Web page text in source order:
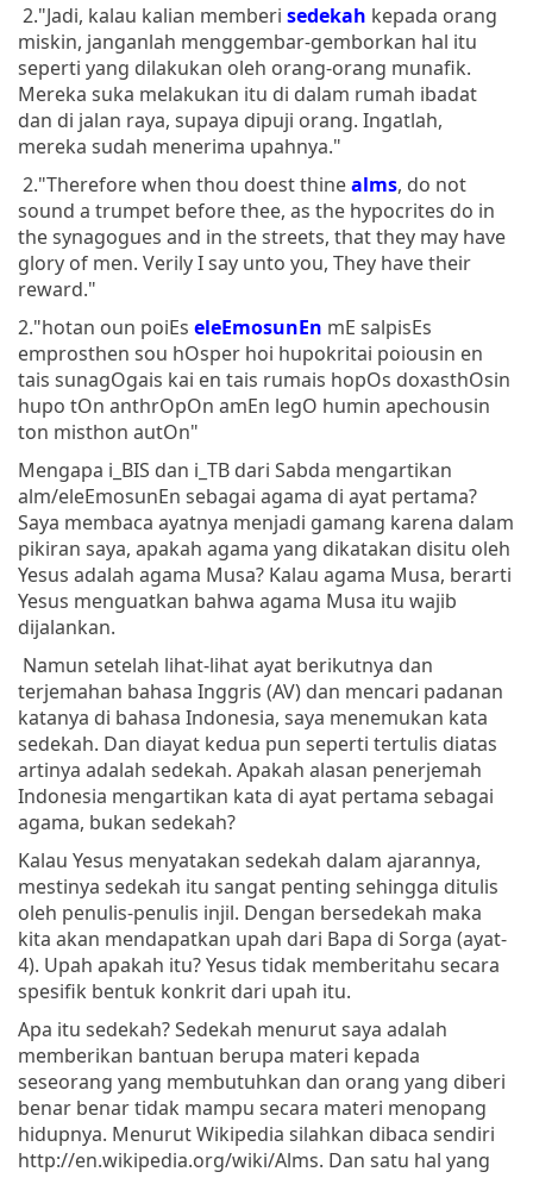
2."Jadi, kalau kalian memberi sedekah kepada orang
miskin, janganlah menggembar-gemborkan hal itu
seperti yang dilakukan oleh orang-orang munafik.
Mereka suka melakukan itu di dalam rumah ibadat
dan di jalan raya, supaya dipuji orang. Ingatlah,
mereka sudah menerima upahnya."
2."Therefore when thou doest thinealms, do not
sound a trumpet before thee, as the hypocrites do in
the synagogues and in the streets, that they may have
glory of men. Verily I say unto you, They have their
reward."
2."hotan oun poiEs eleEmosunEn mE salpisEs
emprosthen sou hOsper hoi hupokritai poiousin en
tais sunagOgais kai en tais rumais hopOs doxasthOsin
hupo tOn anthrOpOn amEn legO humin apechousin
ton misthon autOn"
Mengapa i_BIS dan i_TB dari Sabda mengartikan
alm/eleEmosunEn sebagai agama di ayat pertama?
Saya membaca ayatnya menjadi gamang karena dalam
pikiran saya, apakah agama yang dikatakan disitu oleh
Yesus adalah agama Musa? Kalau agama Musa, berarti
Yesus menguatkan bahwa agama Musa itu wajib
dijalankan.
Namun setelah lihat-lihat ayat berikutnya dan
terjemahan bahasa Inggris (AV) dan mencari padanan
katanya di bahasa Indonesia, saya menemukan kata
sedekah. Dan diayat kedua pun seperti tertulis diatas
artinya adalah sedekah. Apakah alasan penerjemah
Indonesia mengartikan kata di ayat pertama sebagai
agama, bukan sedekah?
Kalau Yesus menyatakan sedekah dalam ajarannya,
mestinya sedekah itu sangat penting sehingga ditulis
oleh penulis-penulis injil. Dengan bersedekah maka
kita akan mendapatkan upah dari Bapa di Sorga (ayat-
4). Upah apakah itu? Yesus tidak memberitahu secara
spesifik bentuk konkrit dari upah itu.
Apa itu sedekah? Sedekah menurut saya adalah
memberikan bantuan berupa materi kepada
seseorang yang membutuhkan dan orang yang diberi
benar benar tidak mampu secara materi menopang
hidupnya. Menurut Wikipedia silahkan dibaca sendiri
http://en.wikipedia.org/wiki/Alms. Dan satu hal yang